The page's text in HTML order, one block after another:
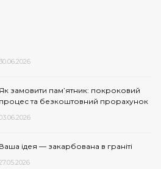
30.06.2026
Як замовити пам’ятник: покроковий
процес та безкоштовний прорахунок
Ваша ідея — закарбована в граніті